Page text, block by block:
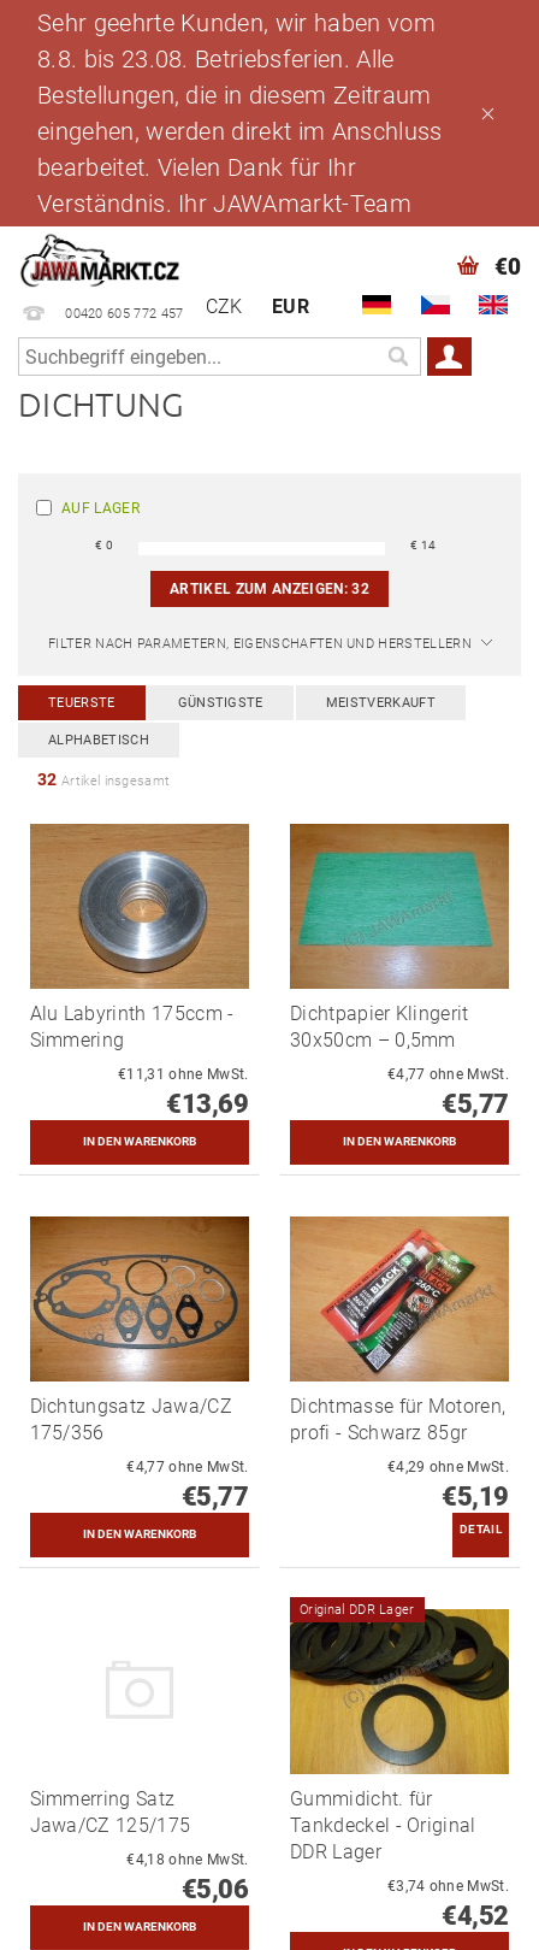
Sehr geehrte Kunden, wir haben vom
8.8. bis 23.08. Betriebsferien. Alle
Bestellungen, die in diesem Zeitraum
eingehen, werden direkt im Anschluss
bearbeitet. Vielen Dank für Ihr
Verständnis. Ihr JAWAmarkt-Team
00420 605 772 457 CZK EUR
€0
DICHTUNG
AUF LAGER
€0 € 14
ARTIKEL ZUM ANZEIGEN:32
FILTER NACH PARAMETERN, EIGENSCHAFTEN UND HERSTELLERN
TEUERSTE GÜNSTIGSTE MEISTVERKAUFT
ALPHABETISCH
32 Artikel insgesamt
Alu Labyrinth 175ccm -
Simmering
€11,31 ohne MwSt.
€13,69
Dichtpapier Klingerit
30x50cm – 0,5mm
€4,77 ohne MwSt.
€5,77
Dichtungsatz Jawa/CZ
175/356
€4,77 ohne MwSt.
€5,77
Dichtmasse für Motoren,
profi - Schwarz 85gr
€4,29 ohne MwSt.
€5,19
DETAIL
Simmerring Satz
Jawa/CZ 125/175
€4,18 ohne MwSt.
€5,06
Original DDR Lager
Gummidicht. für
Tankdeckel - Original
DDR Lager
€3,74 ohne MwSt.
€4,52